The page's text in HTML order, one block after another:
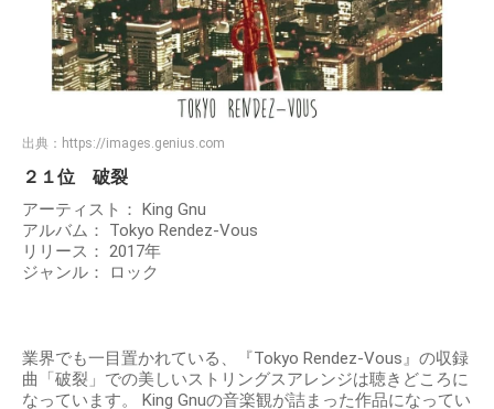
出典： https://images.genius.com
２１位 破裂
アーティスト： King Gnu
アルバム： Tokyo Rendez-Vous
リリース： 2017年
ジャンル： ロック
業界でも一目置かれている、『Tokyo Rendez-Vous』の収録
曲「破裂」での美しいストリングスアレンジは聴きどころに
なっています。 King Gnuの音楽観が詰まった作品になってい